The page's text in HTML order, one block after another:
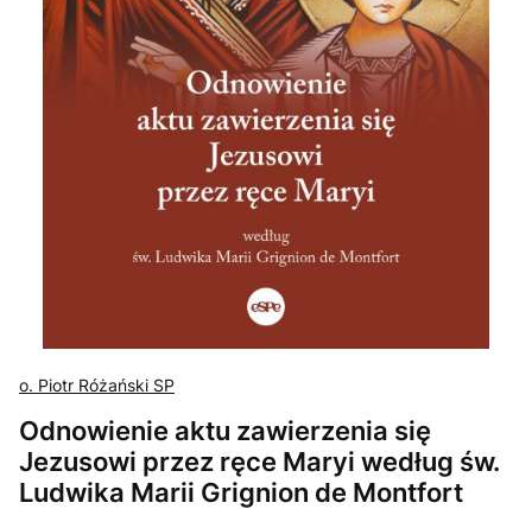
o. Piotr Różański SP
Odnowienie aktu zawierzenia się
Jezusowi przez ręce Maryi według św.
Ludwika Marii Grignion de Montfort